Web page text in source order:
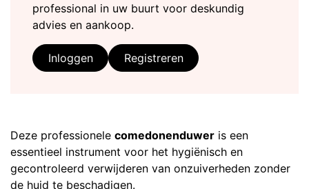
Deze professionele comedonenduwer is een
essentieel instrument voor het hygiënisch en
gecontroleerd verwijderen van onzuiverheden zonder
de huid te beschadigen.
professional in uw buurt voor deskundig
advies en aankoop.
Inloggen Registreren